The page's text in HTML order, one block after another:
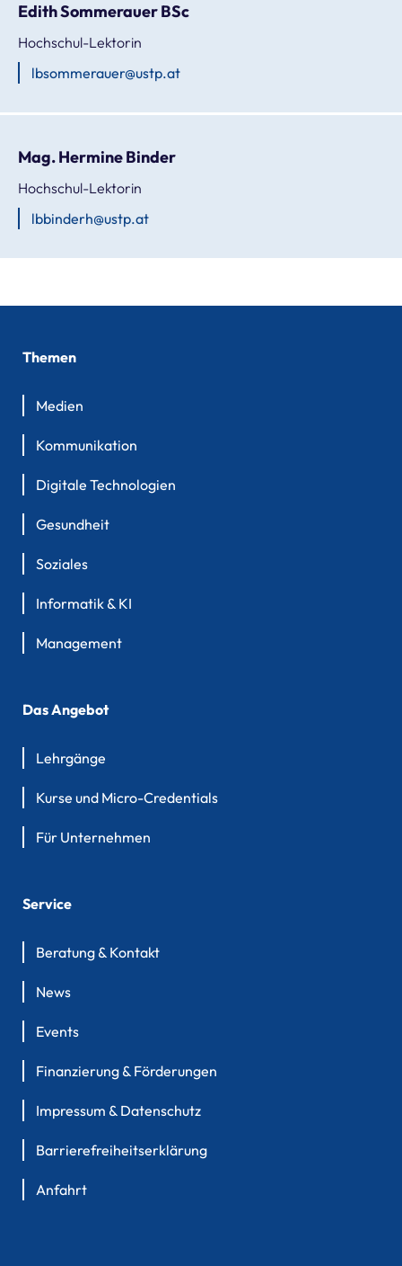
Edith Sommerauer BSc
Hochschul-Lektorin
lbsommerauer@ustp.at
Mag. Hermine Binder
Hochschul-Lektorin
lbbinderh@ustp.at
Themen
Medien
Kommunikation
Digitale Technologien
Gesundheit
Soziales
Informatik & KI
Management
Das Angebot
Lehrgänge
Kurse und Micro-Credentials
Für Unternehmen
Service
Beratung & Kontakt
News
Events
Finanzierung & Förderungen
Impressum & Datenschutz
Barrierefreiheitserklärung
Anfahrt